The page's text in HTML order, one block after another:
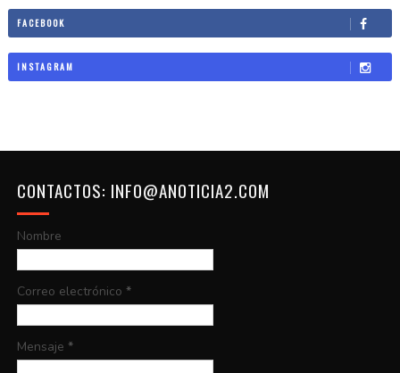
FACEBOOK
INSTAGRAM
CONTACTOS: INFO@ANOTICIA2.COM
Nombre
Correo electrónico *
Mensaje *